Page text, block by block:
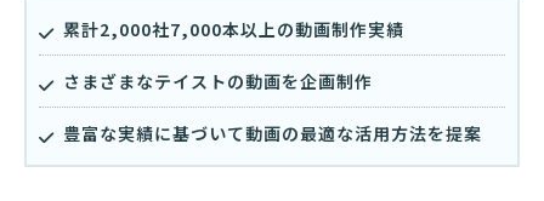
累計2,000社7,000本以上の動画制作実績
さまざまなテイストの動画を企画制作
豊富な実績に基づいて動画の最適な活用方法を提案